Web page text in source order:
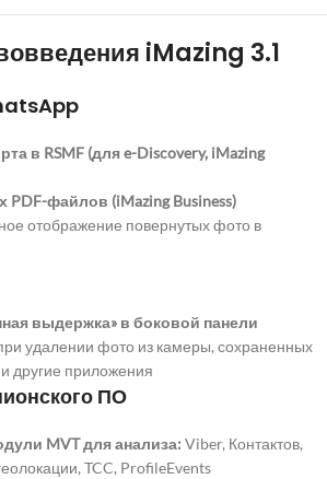
iMazing 3.1
в RSMF (для e-Discovery, iMazing
файлов (iMazing Business)
отображение повернутых фото в
выдержка» в боковой панели
удалении фото из камеры, сохраненных
другие приложения
ПО
MVT для анализа: Viber, Контактов,
TCC, ProfileEvents